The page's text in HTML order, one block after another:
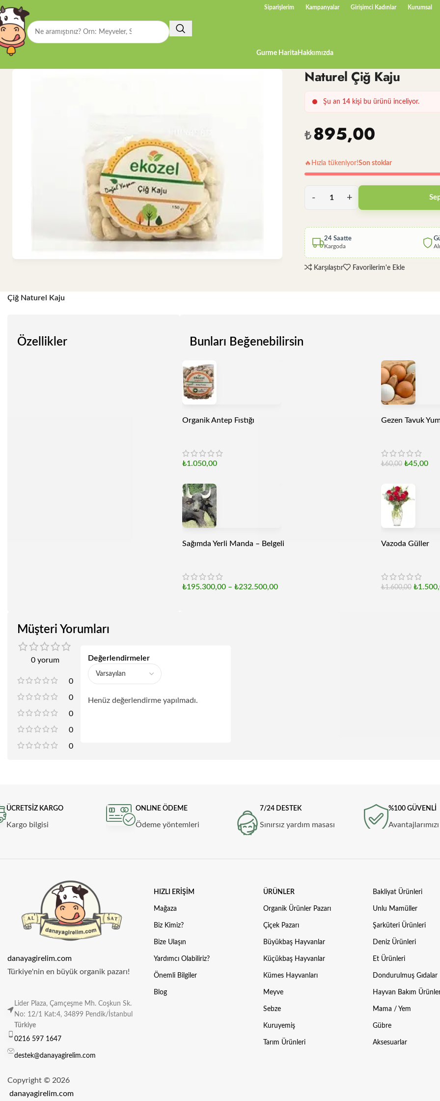
Siparişlerim Kampanyalar Girişimci Kadınlar Kurumsal
Gurme HaritaHakkımızda
Naturel Çiğ Kaju
Şu an 14 kişi bu ürünü inceliyor.
₺895,00
🔥 Hızla tükeniyor!Son stoklar
24 Saatte
Kargoda
Karşılaştır Favorilerim'e Ekle
Çiğ Naturel Kaju
Özellikler Bunları Beğenebilirsin
Organik Antep Fıstığı
₺1.050,00
Gezen Tavuk
₺60,00 ₺45,00
Sağımda Yerli Manda – Belgeli
₺195.300,00 – ₺232.500,00
Vazoda Güller
₺1.600,00 ₺
Müşteri Yorumları
0 yorum
0
0
0
0
0
Değerlendirmeler
Henüz değerlendirme yapılmadı.
ÜCRETSİZ KARGO
Kargo bilgisi
ONLINE ÖDEME
Ödeme yöntemleri
7/24 DESTEK
Sınırsız yardım masası
%100 GÜVENLİ
danayagirelim.com
Türkiye'nin en büyük organik pazarı!
Lider Plaza, Çamçeşme Mh. Coşkun Sk.
No: 12/1 Kat:4, 34899 Pendik/İstanbul
Türkiye
0216 597 1647
destek@danayagirelim.com
Copyright © 2026
danayagirelim.com
HIZLI ERIŞIM
Mağaza
Biz Kimiz?
Bize Ulaşın
Yardımcı Olabiliriz?
Önemli Bilgiler
Blog
ÜRÜNLER
Organik Ürünler Pazarı
Çiçek Pazarı
Büyükbaş Hayvanlar
Küçükbaş Hayvanlar
Kümes Hayvanları
Meyve
Sebze
Kuruyemiş
Tarım Ürünleri
Bakliyat Ürünleri
Unlu Mamüller
Şarküteri Ürünleri
Deniz Ürünleri
Et Ürünleri
Dondurulmuş Gıdalar
Hayvan Bakım
Mama / Yem
Gübre
Aksesuarlar